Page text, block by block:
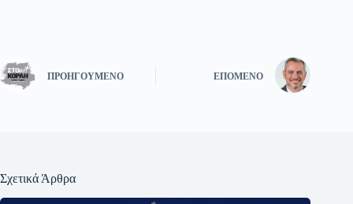
ΠΡΟΗΓΟΎΜΕΝΟ ΕΠΌΜΕΝΟ
Σχετικά Άρθρα